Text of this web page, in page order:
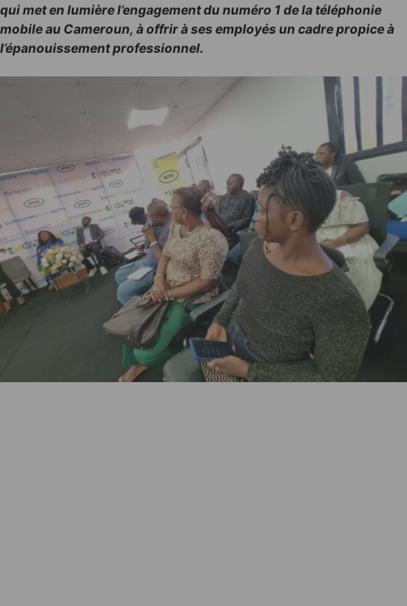
qui met en lumière l’engagement du numéro 1 de la téléphonie
mobile au Cameroun, à offrir à ses employés un cadre propice à
l’épanouissement professionnel.